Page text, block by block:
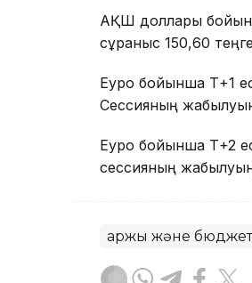
АҚШ доллары
сұраныс 150,60
Еуро бойынша Т+1
Сессияның
Еуро бойынша Т+2
сессияның
Қаржы және бюджет